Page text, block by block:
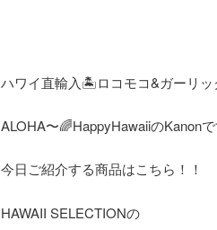
ハワイ直輸入🏝ロコモコ&ガーリッ
ALOHA〜🌈HappyHawaiiのKanon
今日ご紹介する商品はこちら！！
HAWAII SELECTIONの